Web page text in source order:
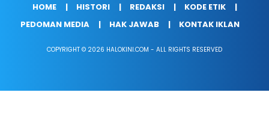
HOME HISTORI REDAKSI
KODE ETIK
PEDOMAN MEDIA
HAK JAWAB KONTAK IKLAN
COPYRIGHT © 2026 HALOKINI.COM - ALL RIGHTS RESERVED